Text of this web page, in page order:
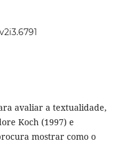
avaliar a textualidade,
Koch (1997) e
mostrar como o